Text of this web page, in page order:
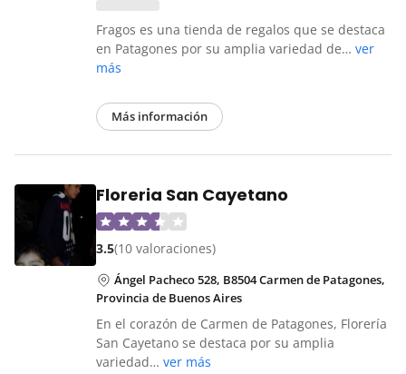
Fragos es una tienda de regalos que se destaca
en Patagones por su amplia variedad de… ver
más
Más información
Floreria San Cayetano
3.5(10 valoraciones)
Ángel Pacheco 528, B8504 Carmen de Patagones,
Provincia de Buenos Aires
En el corazón de Carmen de Patagones, Florería
San Cayetano se destaca por su amplia
variedad… ver más